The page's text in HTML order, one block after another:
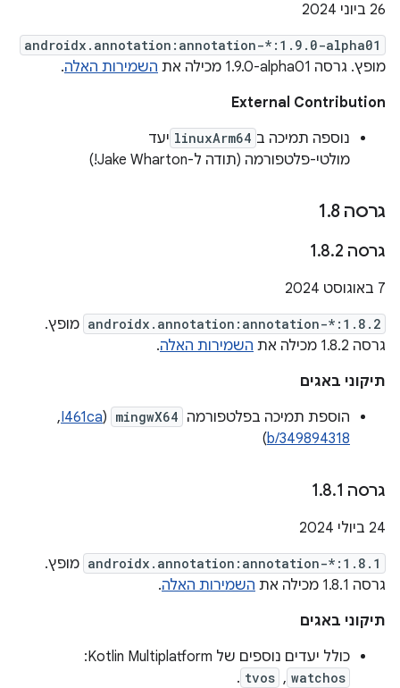
‫26 ביוני 2024
androidx.annotation:annotation-*:1.9.0-alpha01
מופץ. גרסה ‎1.9.0-alpha01 מכילה את השמירות האלה.
External Contribution
נוספה תמיכה ב linuxArm64 יעד
מולטי-פלטפורמה (תודה ל-Jake Wharton!)
גרסה 1 .8
גרסה 1 .8.2
‫7 באוגוסט 2024
androidx.annotation:annotation-*:1.8.2 מופץ.
גרסה 1.8.2 מכילה את
השמירות האלה.
תיקוני באגים
הוספת תמיכה בפלטפורמה mingwX64
(
I461ca
, ‏
b/349894318
)
גרסה 1 .8.1
‫24 ביולי 2024
androidx.annotation:annotation-*:1.8.1 מופץ.
גרסה 1.8.1 מכילה את
השמירות האלה.
תיקוני באגים
כולל יעדים נוספים של Kotlin Multiplatform: ‏
watchos
,
tvos
.